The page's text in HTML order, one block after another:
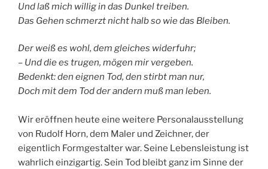
Und laß mich willig in das Dunkel treiben.
Das Gehen schmerzt nicht halb so wie das Bleiben.
Der weiß es wohl, dem gleiches widerfuhr;
– Und die es trugen, mögen mir vergeben.
Bedenkt: den eignen Tod, den stirbt man nur,
Doch mit dem Tod der andern muß man leben.
Wir eröffnen heute eine weitere Personalausstellung
von Rudolf Horn, dem Maler und Zeichner, der
eigentlich Formgestalter war. Seine Lebensleistung ist
wahrlich einzigartig. Sein Tod bleibt ganz im Sinne der